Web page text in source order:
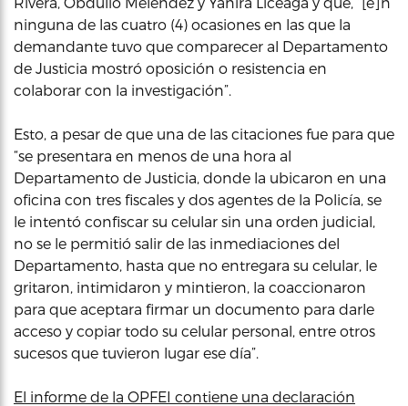
ninguna de las cuatro (4) ocasiones en las que la
demandante tuvo que comparecer al Departamento
de Justicia mostró oposición o resistencia en
colaborar con la investigación”.
Esto, a pesar de que una de las citaciones fue para que
“se presentara en menos de una hora al
Departamento de Justicia, donde la ubicaron en una
oficina con tres fiscales y dos agentes de la Policía, se
le intentó confiscar su celular sin una orden judicial,
no se le permitió salir de las inmediaciones del
Departamento, hasta que no entregara su celular, le
gritaron, intimidaron y mintieron, la coaccionaron
para que aceptara firmar un documento para darle
acceso y copiar todo su celular personal, entre otros
sucesos que tuvieron lugar ese día”.
El informe de la OPFEI contiene una declaración